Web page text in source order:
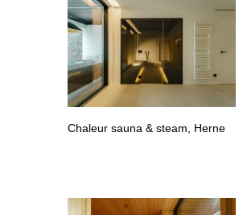
Chaleur sauna & steam, Herne